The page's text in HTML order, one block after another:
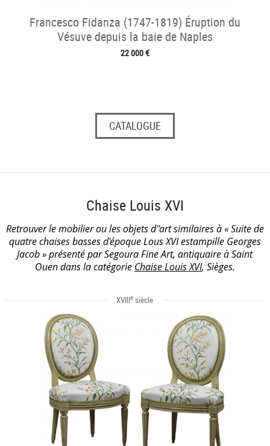
Francesco Fidanza (1747-1819) Éruption du
Vésuve depuis la baie de Naples
22 000 €
CATALOGUE
Chaise Louis XVI
Retrouver le mobilier ou les objets d''art similaires à « Suite de
quatre chaises basses d'époque Lous XVI estampille Georges
Jacob » présenté par Segoura Fine Art, antiquaire à Saint
Ouen dans la catégorie Chaise Louis XVI, Sièges.
XVIIIe siècle